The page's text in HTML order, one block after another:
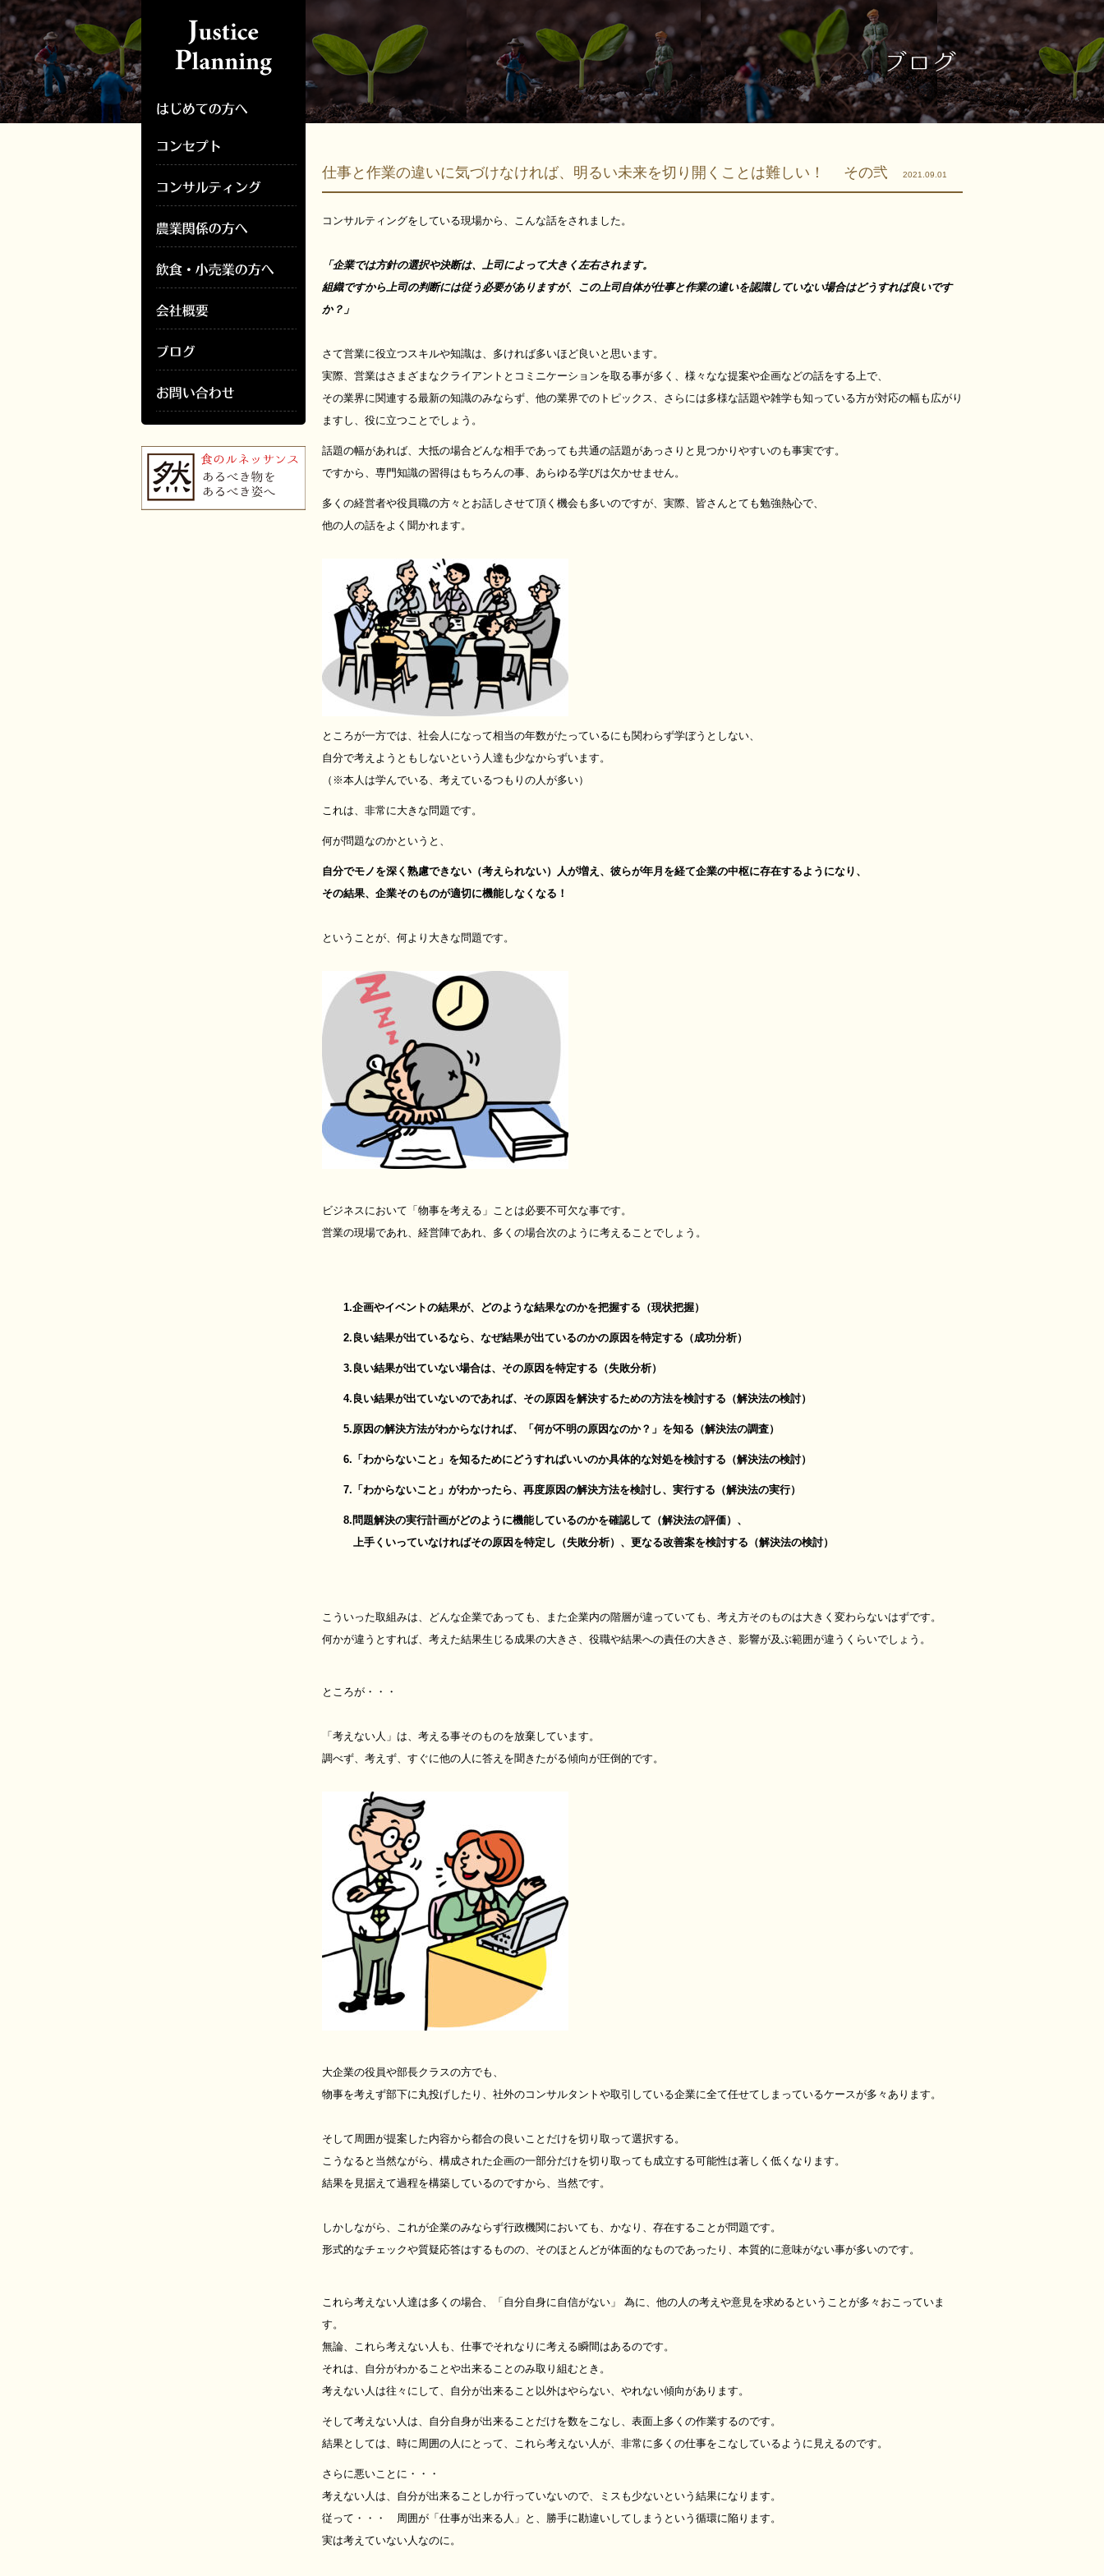
仕事と作業の違いに気づけなければ、明るい未来を切り開くことは難しい！ その弐 2021.09.01
コンサルティングをしている現場から、こんな話をされました。
「企業では方針の選択や決断は、上司によって大きく左右されます。
組織ですから上司の判断には従う必要がありますが、この上司自体が仕事と作業の違いを認識していない場合はどうすれば良いです
か？」
さて営業に役立つスキルや知識は、多ければ多いほど良いと思います。
実際、営業はさまざまなクライアントとコミニケーションを取る事が多く、様々なな提案や企画などの話をする上で、
その業界に関連する最新の知識のみならず、他の業界でのトピックス、さらには多様な話題や雑学も知っている方が対応の幅も広がり
ますし、役に立つことでしょう。
話題の幅があれば、大抵の場合どんな相手であっても共通の話題があっさりと見つかりやすいのも事実です。
ですから、専門知識の習得はもちろんの事、あらゆる学びは欠かせません。
多くの経営者や役員職の方々とお話しさせて頂く機会も多いのですが、実際、皆さんとても勉強熱心で、
他の人の話をよく聞かれます。
ところが一方では、社会人になって相当の年数がたっているにも関わらず学ぼうとしない、
自分で考えようともしないという人達も少なからずいます。
（※本人は学んでいる、考えているつもりの人が多い）
これは、非常に大きな問題です。
何が問題なのかというと、
自分でモノを深く熟慮できない（考えられない）人が増え、彼らが年月を経て企業の中枢に存在するようになり、
その結果、企業そのものが適切に機能しなくなる！
ということが、何より大きな問題です。
ビジネスにおいて「物事を考える」ことは必要不可欠な事です。
営業の現場であれ、経営陣であれ、多くの場合次のように考えることでしょう。
1.企画やイベントの結果が、どのような結果なのかを把握する（現状把握）
2.良い結果が出ているなら、なぜ結果が出ているのかの原因を特定する（成功分析）
3.良い結果が出ていない場合は、その原因を特定する（失敗分析）
4.良い結果が出ていないのであれば、その原因を解決するための方法を検討する（解決法の検討）
5.原因の解決方法がわからなければ、「何が不明の原因なのか？」を知る（解決法の調査）
6.「わからないこと」を知るためにどうすればいいのか具体的な対処を検討する（解決法の検討）
7.「わからないこと」がわかったら、再度原因の解決方法を検討し、実行する（解決法の実行）
8.問題解決の実行計画がどのように機能しているのかを確認して（解決法の評価）、
上手くいっていなければその原因を特定し（失敗分析）、更なる改善案を検討する（解決法の検討）
こういった取組みは、どんな企業であっても、また企業内の階層が違っていても、考え方そのものは大きく変わらないはずです。
何かが違うとすれば、考えた結果生じる成果の大きさ、役職や結果への責任の大きさ、影響が及ぶ範囲が違うくらいでしょう。
ところが・・・
「考えない人」は、考える事そのものを放棄しています。
調べず、考えず、すぐに他の人に答えを聞きたがる傾向が圧倒的です。
大企業の役員や部長クラスの方でも、
物事を考えず部下に丸投げしたり、社外のコンサルタントや取引している企業に全て任せてしまっているケースが多々あります。
そして周囲が提案した内容から都合の良いことだけを切り取って選択する。
こうなると当然ながら、構成された企画の一部分だけを切り取っても成立する可能性は著しく低くなります。
結果を見据えて過程を構築しているのですから、当然です。
しかしながら、これが企業のみならず行政機関においても、かなり、存在することが問題です。
形式的なチェックや質疑応答はするものの、そのほとんどが体面的なものであったり、本質的に意味がない事が多いのです。
これら考えない人達は多くの場合、「自分自身に自信がない」 為に、他の人の考えや意見を求めるということが多々おこっていま
す。
無論、これら考えない人も、仕事でそれなりに考える瞬間はあるのです。
それは、自分がわかることや出来ることのみ取り組むとき。
考えない人は往々にして、自分が出来ること以外はやらない、やれない傾向があります。
そして考えない人は、自分自身が出来ることだけを数をこなし、表面上多くの作業するのです。
結果としては、時に周囲の人にとって、これら考えない人が、非常に多くの仕事をこなしているように見えるのです。
さらに悪いことに・・・
考えない人は、自分が出来ることしか行っていないので、ミスも少ないという結果になります。
従って・・・ 周囲が「仕事が出来る人」と、勝手に勘違いしてしまうという循環に陥ります。
実は考えていない人なのに。